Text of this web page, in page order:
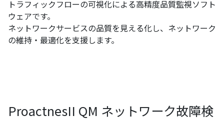
トラフィックフローの可視化による高精度品質監視ソフト
ウェアです。
ネットワークサービスの品質を見える化し、ネットワーク
の維持・最適化を支援します。
ProactnesII QM ネットワーク故障検